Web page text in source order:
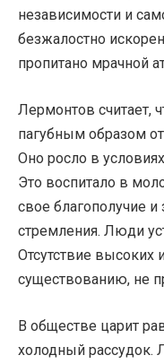
независимости и
безжалостно
пропитано мрачной
Лермонтов считает,
пагубным образом
Оно росло в
Это воспитало в
свое благополучие
стремления. Люди
Отсутствие высоких
существованию, не
В обществе царит
холодный рассудок.